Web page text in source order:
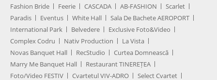
Fashion Bride
Feerie CASCADA AB-FASHION
Scarlet
Paradis
Eventus White Hall
Sala De Bachete AEROPORT
International Park
Belvedere
Exclusive Foto&Video
Complex Codru
Nativ Production
La Vista
Novas Banquet Hall
RecStudio
Curtea Domnească
Marry Me Banquet Hall
Restaurant TINEREȚEA
Foto/Video FESTIV
Cvartetul VIV-ADRO Select Cvartet